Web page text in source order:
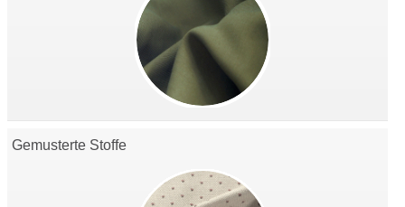
Gemusterte Stoffe